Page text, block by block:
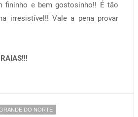
fininho e bem gostosinho!! É tão
irresistível!! Vale a pena provar
DO NORTE